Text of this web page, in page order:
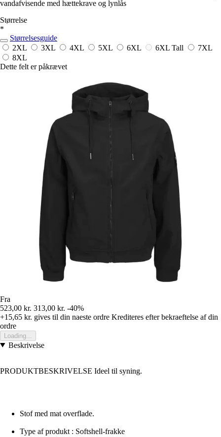
vandafvisende med hættekrave og lynlås
Størrelse
*
Størrelsesguide
2XL
3XL 4XL 5XL 6XL 6XL Tall
7XL
8XL
Dette felt er påkrævet
Fra
523,00 kr. 313,00 kr. -40%
+15,65 kr. gives til din naeste ordre Krediteres efter bekraeftelse af din
ordre
Loading...
Beskrivelse
PRODUKTBESKRIVELSE Ideel til syning.
Stof med mat overflade.
Type af produkt : Softshell-frakke